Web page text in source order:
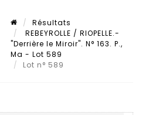
Résultats
REBEYROLLE / RIOPELLE.-
"Derrière le Miroir". N° 163. P.,
Ma - Lot 589
Lot n° 589